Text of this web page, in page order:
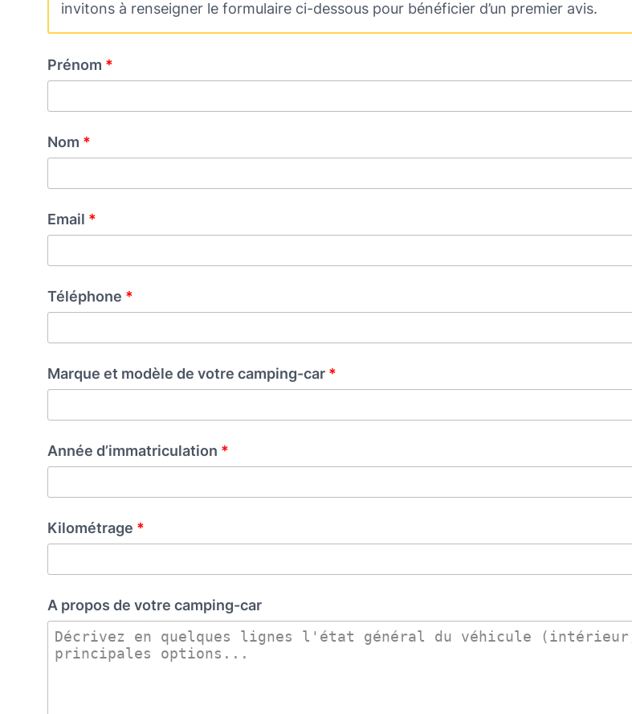
invitons à renseigner le formulaire ci-dessous pour bénéficier d’un premier avis.
Prénom
Nom
Email
Téléphone
Marque et modèle de votre camping-car
Année d’immatriculation
Kilométrage
A propos de votre camping-car